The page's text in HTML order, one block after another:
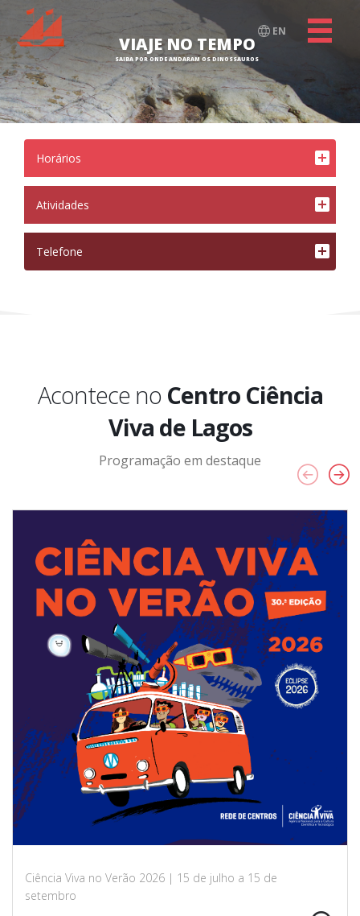
EN
SAIBA POR ONDE ANDARAM OS DINOSSAUROS
VIAJE NO TEMPO
Horários
Atividades
Telefone
Acontece no Centro Ciência
Viva de Lagos
Programação em destaque
Ciência Viva no Verão 2026 | 15 de julho a 15 de
setembro